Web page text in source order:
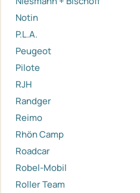
Notin
P.L.A.
Peugeot
Pilote
RJH
Randger
Reimo
Rhön Camp
Roadcar
Robel-Mobil
Roller Team